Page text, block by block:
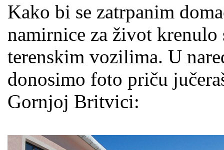
Kako bi se zatrpanim
namirnice za život krenulo
terenskim vozilima. U
donosimo foto priču
Gornjoj Britvici: